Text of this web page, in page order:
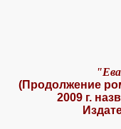
(Продолжение
2009 г.